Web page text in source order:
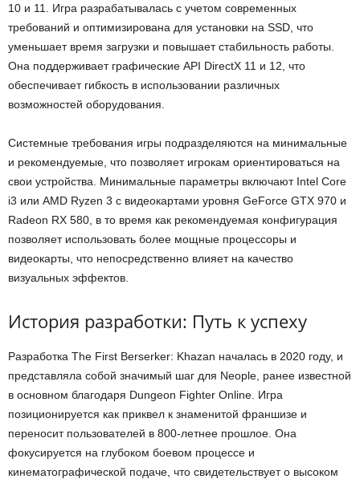
10 и 11. Игра разрабатывалась с учетом современных
требований и оптимизирована для установки на SSD, что
уменьшает время загрузки и повышает стабильность работы.
Она поддерживает графические API DirectX 11 и 12, что
обеспечивает гибкость в использовании различных
возможностей оборудования.
Системные требования игры подразделяются на минимальные
и рекомендуемые, что позволяет игрокам ориентироваться на
свои устройства. Минимальные параметры включают Intel Core
i3 или AMD Ryzen 3 с видеокартами уровня GeForce GTX 970 и
Radeon RX 580, в то время как рекомендуемая конфигурация
позволяет использовать более мощные процессоры и
видеокарты, что непосредственно влияет на качество
визуальных эффектов.
История разработки: Путь к успеху
Разработка The First Berserker: Khazan началась в 2020 году, и
представляла собой значимый шаг для Neople, ранее известной
в основном благодаря Dungeon Fighter Online. Игра
позиционируется как приквел к знаменитой франшизе и
переносит пользователей в 800-летнее прошлое. Она
фокусируется на глубоком боевом процессе и
кинематографической подаче, что свидетельствует о высоком